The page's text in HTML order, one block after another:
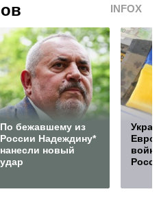
INFOX
По бежавшему из
России Надеждину*
нанесли новый
удар